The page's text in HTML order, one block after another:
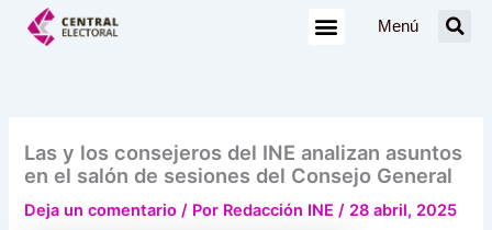
Menú
Las y los consejeros del INE analizan asuntos
en el salón de sesiones del Consejo General
Deja un comentario / Por Redacción INE/ 28 abril, 2025